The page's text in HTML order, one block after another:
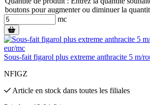
boutons pour augmenter ou diminuer la
mc
Sous-fait figarol plus extreme anthracite 5 m/
NFIGZ
Article en stock dans toutes les filiales